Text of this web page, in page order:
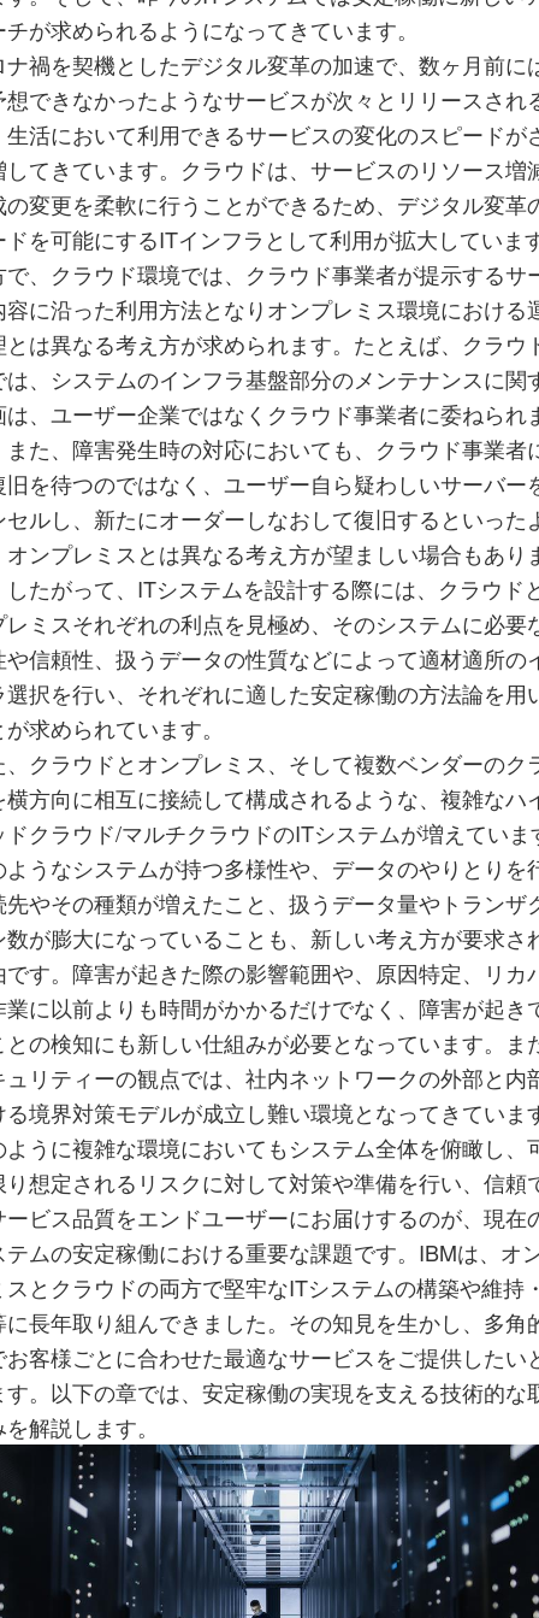
が求められるようになってきています。
ナ禍を契機としたデジタル変革の加速で、数ヶ月前に
想できなかったようなサービスが次々とリリースされ
生活において利用できるサービスの変化のスピードが
してきています。クラウドは、サービスのリソース増
の変更を柔軟に行うことができるため、デジタル変革
ドを可能にするITインフラとして利用が拡大していま
で、クラウド環境では、クラウド事業者が提示するサ
容に沿った利用方法となりオンプレミス環境における
とは異なる考え方が求められます。たとえば、クラウ
は、システムのインフラ基盤部分のメンテナンスに関
は、ユーザー企業ではなくクラウド事業者に委ねられ
また、障害発生時の対応においても、クラウド事業者
旧を待つのではなく、ユーザー自ら疑わしいサーバー
セルし、新たにオーダーしなおして復旧するといった
オンプレミスとは異なる考え方が望ましい場合もあり
したがって、ITシステムを設計する際には、クラウド
レミスそれぞれの利点を見極め、そのシステムに必要
や信頼性、扱うデータの性質などによって適材適所の
選択を行い、それぞれに適した安定稼働の方法論を用
求められています。
、クラウドとオンプレミス、そして複数ベンダーのク
横方向に相互に接続して構成されるような、複雑なハ
ドクラウド/マルチクラウドのITシステムが増えていま
ようなシステムが持つ多様性や、データのやりとりを
先やその種類が増えたこと、扱うデータ量やトランザ
数が膨大になっていることも、新しい考え方が要求さ
です。障害が起きた際の影響範囲や、原因特定、リカ
業に以前よりも時間がかかるだけでなく、障害が起き
との検知にも新しい仕組みが必要となっています。ま
ュリティーの観点では、社内ネットワークの外部と内
る境界対策モデルが成立し難い環境となってきていま
ように複雑な環境においてもシステム全体を俯瞰し、
り想定されるリスクに対して対策や準備を行い、信頼
ービス品質をエンドユーザーにお届けするのが、現在
テムの安定稼働における重要な課題です。IBMは、オ
スとクラウドの両方で堅牢なITシステムの構築や維持
に長年取り組んできました。その知見を生かし、多角
お客様ごとに合わせた最適なサービスをご提供したい
す。以下の章では、安定稼働の実現を支える技術的な
解説します。